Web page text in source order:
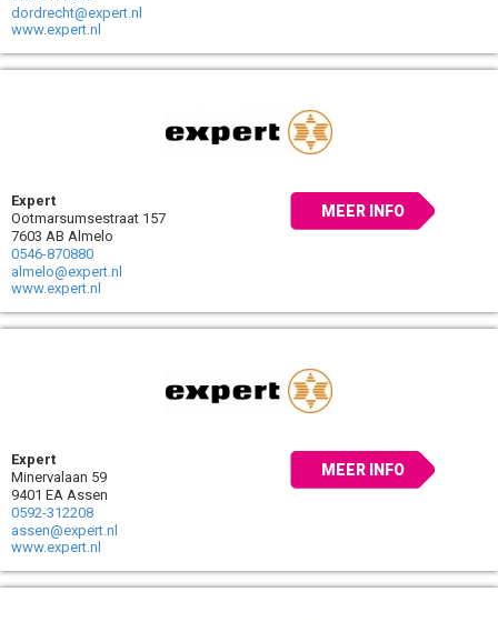
dordrecht@expert.nl
www.expert.nl
Expert
Ootmarsumsestraat 157
7603 AB Almelo
0546-870880
almelo@expert.nl
www.expert.nl
MEER INFO
Expert
Minervalaan 59
9401 EA Assen
0592-312208
assen@expert.nl
www.expert.nl
MEER INFO